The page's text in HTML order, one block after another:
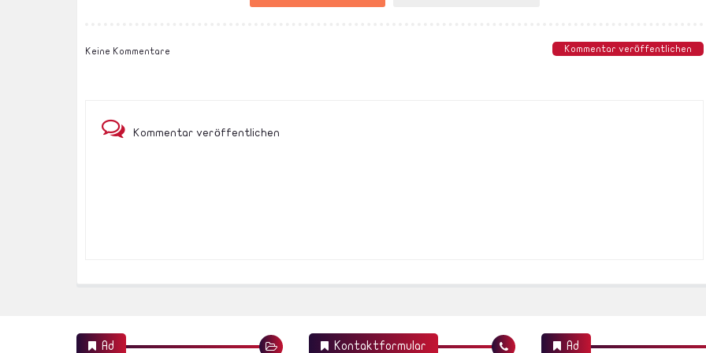
Keine Kommentare Kommentar veröffentlichen
Kommentar veröffentlichen
Ad Kontaktformular Ad